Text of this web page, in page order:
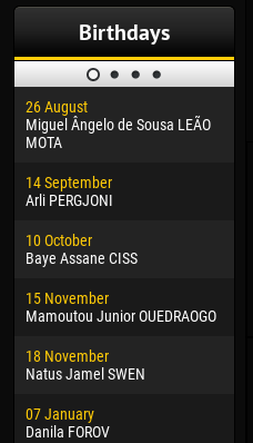
Birthdays
26 August
Miguel Ângelo de Sousa LEÃO
MOTA
14 September
Arli PERGJONI
10 October
Baye Assane CISS
15 November
Mamoutou Junior OUEDRAOGO
18 November
Natus Jamel SWEN
07 January
Danila FOROV